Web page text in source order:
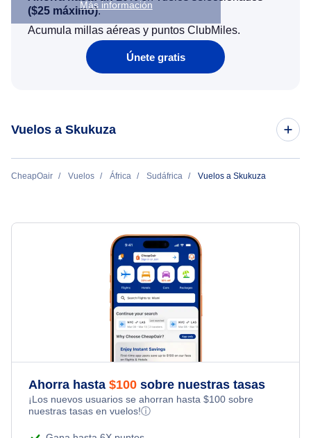
Más información
($25 máximo).
Acumula millas aéreas y puntos ClubMiles.
Únete gratis
Vuelos a Skukuza
Vuelos de Orlando a Skukuza
CheapOair Vuelos África Sudáfrica Vuelos a Skukuza
Ahorra hasta $100 sobre nuestras tasas
¡Los nuevos usuarios se ahorran hasta $100 sobre
nuestras tasas en vuelos!ⓘ